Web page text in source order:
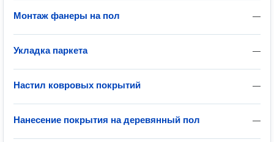
—
Монтаж фанеры на пол
—
Укладка паркета
—
Настил ковровых покрытий
—
Нанесение покрытия на деревянный пол